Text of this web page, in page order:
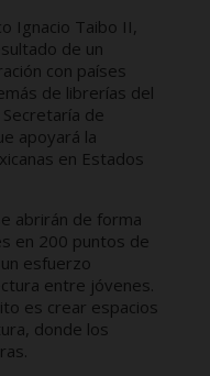
Ignacio Taibo II,
de un
con países
de librerías del
Secretaría de
apoyará la
en Estados
abrirán de forma
en 200 puntos de
esfuerzo
entre jóvenes.
es crear espacios
donde los